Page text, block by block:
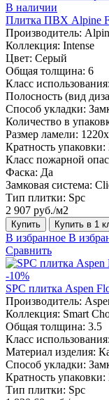
В наличии
Плитка ПВХ Alpine
Производитель:
Коллекция: Intense
Цвет: Серый
Общая толщина: 6
Класс использования:
Полосность (вид
Способ укладки:
Количество в
Размер ламели:
Кратность упаковки:
Класс пожарной
Фаска: Да
Замковая система:
Тип плитки: Spc
2 907 руб./м2
Купить Купить в 1
В избранное В
Сравнить
-10%
SPC плитка Aspen
Производитель:
Коллекция: Smart
Общая толщина: 3.5
Класс использования:
Материал изделия:
Способ укладки:
Кратность упаковки:
Тип плитки: Spc